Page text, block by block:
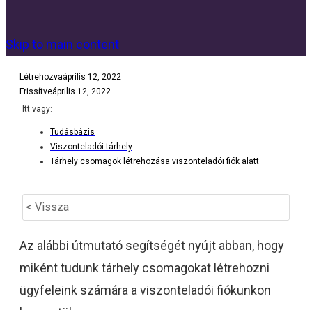
Skip to main content
Létrehozvaáprilis 12, 2022
Frissítveáprilis 12, 2022
Itt vagy:
Tudásbázis
Viszonteladói tárhely
Tárhely csomagok létrehozása viszonteladói fiók alatt
< Vissza
Az alábbi útmutató segítségét nyújt abban, hogy
miként tudunk tárhely csomagokat létrehozni
ügyfeleink számára a viszonteladói fiókunkon